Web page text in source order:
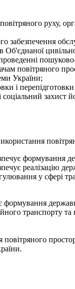
руху,
забезпечення
Об'єднаної
повітряного
України;
і
захист
формування
реалізацію
у сфері
транспорту